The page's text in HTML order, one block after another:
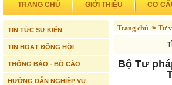
TRANG CHỦ GIỚI THIỆU CƠ
TIN TỨC SỰ KIỆN
TIN HOẠT ĐỘNG HỘI
THÔNG BÁO - BỐ CÁO
HƯỚNG DẪN NGHIỆP VỤ
Trang chủ > Tư
Bộ Tư